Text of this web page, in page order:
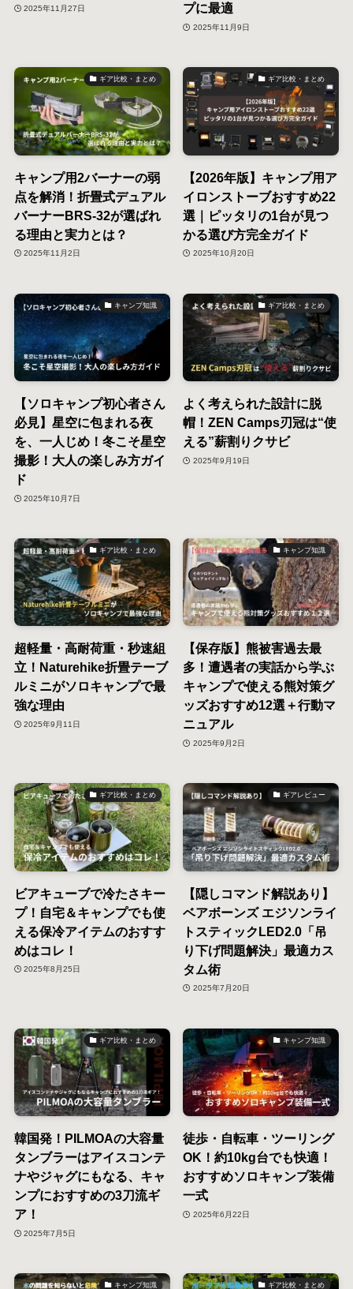
2025年11月27日
プに最適
2025年11月9日
ギア比較・まとめ
キャンプ用2バーナーの弱
点を解消！折畳式デュアル
バーナーBRS-32が選ばれ
る理由と実力とは？
2025年11月2日
ギア比較・まとめ
【2026年版】キャンプ用ア
イロンストーブおすすめ22
選｜ピッタリの1台が見つ
かる選び方完全ガイド
2025年10月20日
キャンプ知識
【ソロキャンプ初心者さん
必見】星空に包まれる夜
を、一人じめ！冬こそ星空
撮影！大人の楽しみ方ガイ
ド
2025年10月7日
ギア比較・まとめ
よく考えられた設計に脱
帽！ZEN Camps刃冠は“使
える”薪割りクサビ
2025年9月19日
ギア比較・まとめ
超軽量・高耐荷重・秒速組
立！Naturehike折畳テーブ
ルミニがソロキャンプで最
強な理由
2025年9月11日
キャンプ知識
【保存版】熊被害過去最
多！遭遇者の実話から学ぶ
キャンプで使える熊対策グ
ッズおすすめ12選＋行動マ
ニュアル
2025年9月2日
ギア比較・まとめ
ビアキューブで冷たさキー
プ！自宅＆キャンプでも使
える保冷アイテムのおすす
めはコレ！
2025年8月25日
ギアレビュー
【隠しコマンド解説あり】
ベアボーンズ エジソンライ
トスティックLED2.0「吊
り下げ問題解決」最適カス
タム術
2025年7月20日
ギア比較・まとめ
韓国発！PILMOAの大容量
タンブラーはアイスコンテ
ナやジャグにもなる、キャ
ンプにおすすめの3刀流ギ
ア！
2025年7月5日
キャンプ知識
徒歩・自転車・ツーリング
OK！約10kg台でも快適！
おすすめソロキャンプ装備
一式
2025年6月22日
キャンプ知識 ギア比較・まとめ